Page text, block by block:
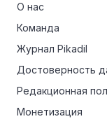
О нас
Команда
Журнал Pikadil
Достоверность
Редакционная
Монетизация